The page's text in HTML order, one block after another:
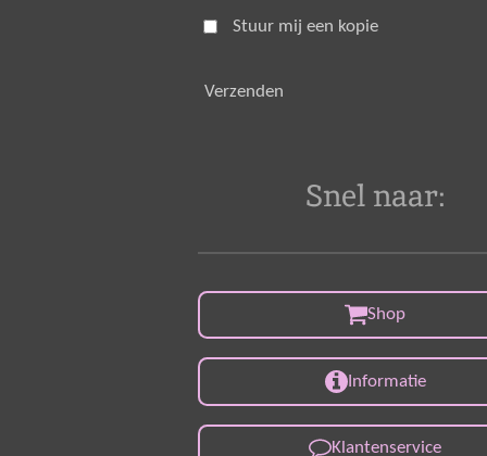
Stuur mij een kopie
Verzenden
Snel naar:
Shop
Informatie
Klantenservice